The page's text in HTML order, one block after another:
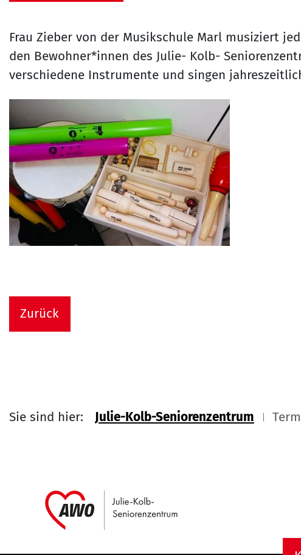
Frau Zieber von der Musikschule Marl musiziert
den Bewohner*innen des Julie- Kolb-
verschiedene Instrumente und singen
Zurück
Sie sind hier: Julie-Kolb-Seniorenzentrum